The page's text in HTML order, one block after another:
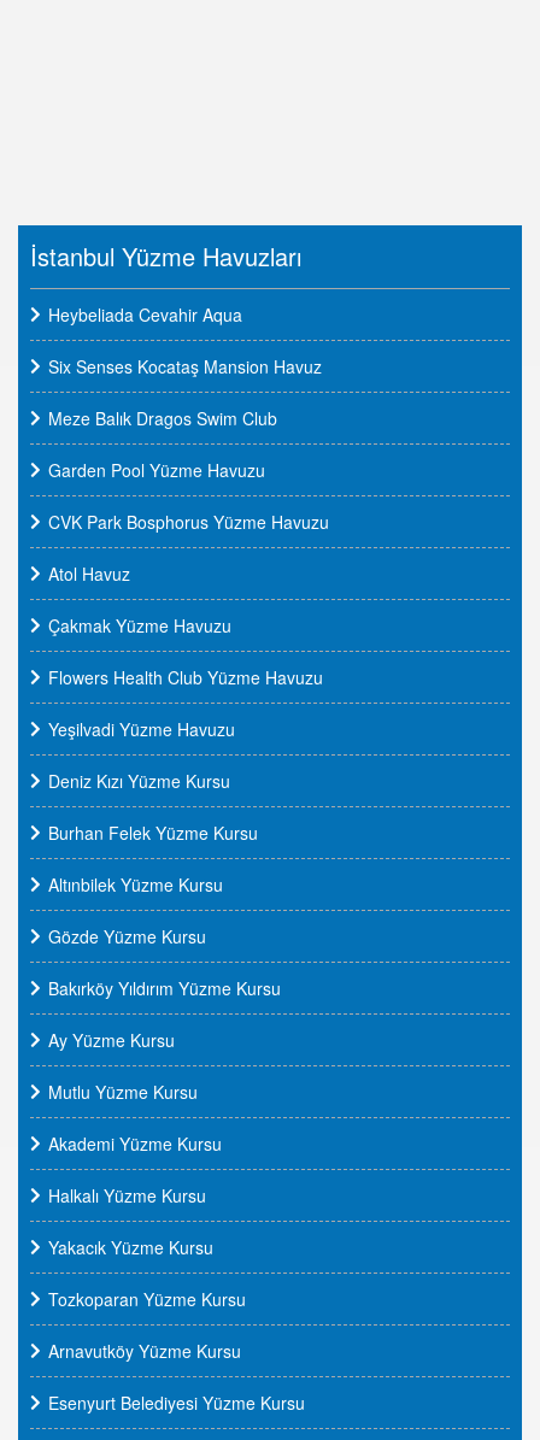
İstanbul Yüzme Havuzları
Heybeliada Cevahir Aqua
Six Senses Kocataş Mansion Havuz
Meze Balık Dragos Swim Club
Garden Pool Yüzme Havuzu
CVK Park Bosphorus Yüzme Havuzu
Atol Havuz
Çakmak Yüzme Havuzu
Flowers Health Club Yüzme Havuzu
Yeşilvadi Yüzme Havuzu
Deniz Kızı Yüzme Kursu
Burhan Felek Yüzme Kursu
Altınbilek Yüzme Kursu
Gözde Yüzme Kursu
Bakırköy Yıldırım Yüzme Kursu
Ay Yüzme Kursu
Mutlu Yüzme Kursu
Akademi Yüzme Kursu
Halkalı Yüzme Kursu
Yakacık Yüzme Kursu
Tozkoparan Yüzme Kursu
Arnavutköy Yüzme Kursu
Esenyurt Belediyesi Yüzme Kursu